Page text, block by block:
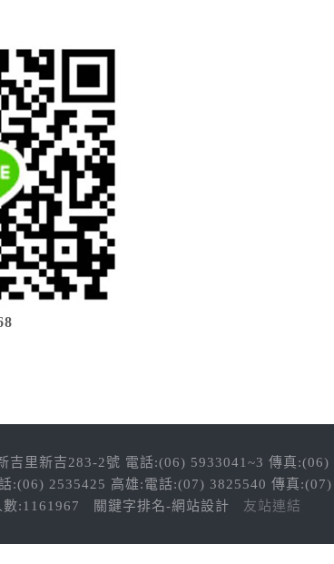
吉里新吉283-2號 電話:(06) 5933041~3 傳真:(06)
:(06) 2535425 高雄:電話:(07) 3825540 傳真:(07)
數:1161967
關鍵字排名-網站設計 友站連結